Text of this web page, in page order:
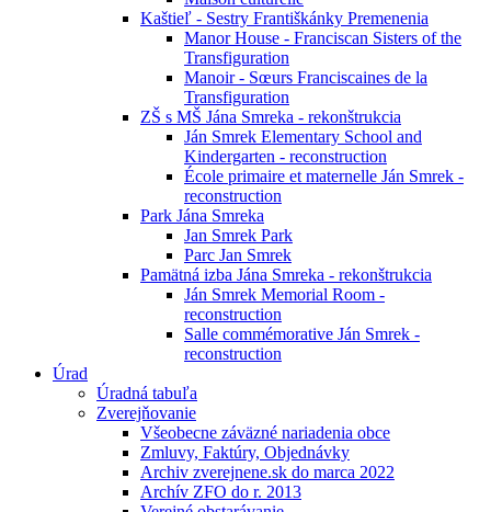
Kaštieľ - Sestry Františkánky Premenenia
Manor House - Franciscan Sisters of the
Transfiguration
Manoir - Sœurs Franciscaines de la
Transfiguration
ZŠ s MŠ Jána Smreka - rekonštrukcia
Ján Smrek Elementary School and
Kindergarten - reconstruction
École primaire et maternelle Ján Smrek -
reconstruction
Park Jána Smreka
Jan Smrek Park
Parc Jan Smrek
Pamätná izba Jána Smreka - rekonštrukcia
Ján Smrek Memorial Room -
reconstruction
Salle commémorative Ján Smrek -
reconstruction
Úrad
Úradná tabuľa
Zverejňovanie
Všeobecne záväzné nariadenia obce
Zmluvy, Faktúry, Objednávky
Archiv zverejnene.sk do marca 2022
Archív ZFO do r. 2013